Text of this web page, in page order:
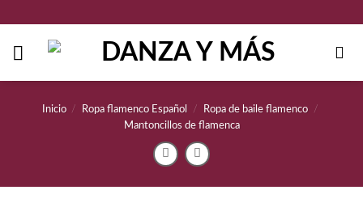
contenido
Inicio / Ropa flamenco Español / Ropa de baile flamenco
/
Mantoncillos de flamenca